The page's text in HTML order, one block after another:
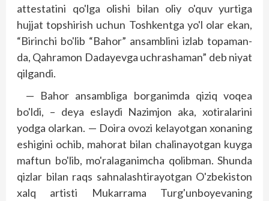
attestatini qo'lga olishi bilan oliy o'quv yurtiga
hujjat topshirish uchun Toshkentga yo'l olar ekan,
“Birinchi bo'lib “Bahor” ansamblini izlab topaman-
da, Qahramon Dadayevga uchrashaman” deb niyat
qilgandi.
— Bahor ansambliga borganimda qiziq voqea
bo'ldi, – deya eslaydi Nazimjon aka, xotiralarini
yodga olarkan. — Doira ovozi kelayotgan xonaning
eshigini ochib, mahorat bilan chalinayotgan kuyga
maftun bo'lib, mo'ralaganimcha qolibman. Shunda
qizlar bilan raqs sahnalashtirayotgan O'zbekiston
xalq artisti Mukarrama Turg'unboyevaning